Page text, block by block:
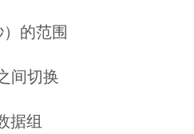
的范围
间切换
据组